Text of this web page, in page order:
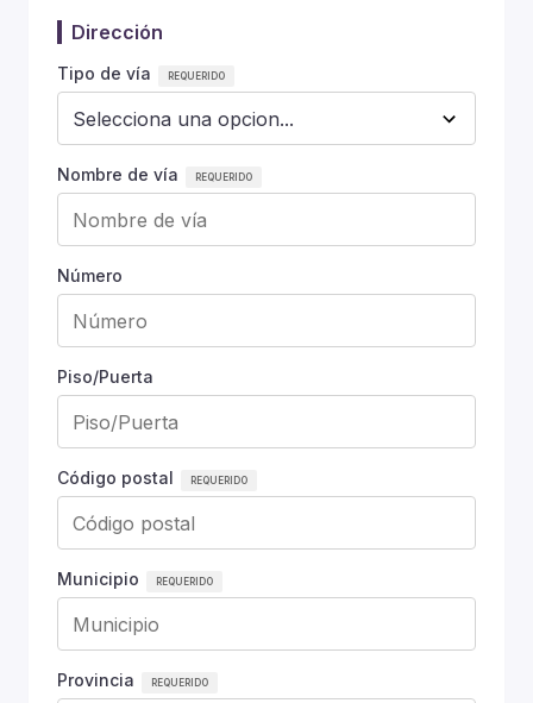
Dirección
Tipo de vía
Nombre de vía
Número
Piso/Puerta
Código postal
Municipio
Provincia